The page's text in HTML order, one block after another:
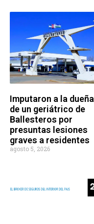
Imputaron a la dueña
de un geriátrico de
Ballesteros por
presuntas lesiones
graves a residentes
agosto 5, 2026